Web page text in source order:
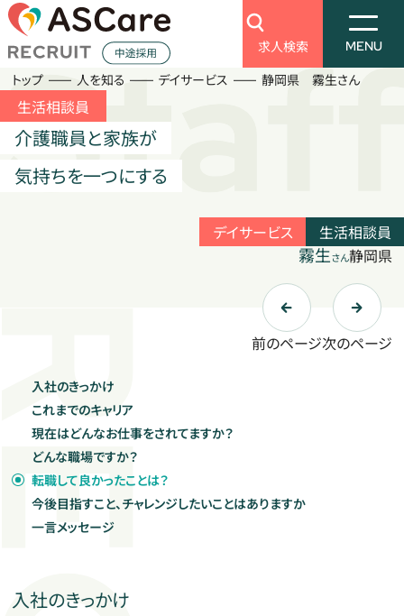
求人検索 MENU
仕事を知る
Business
働く環境を知る
ラン
会社を知る
セージ
の想い
アスケア
新着情報
Information
求人検索
Search
人を知る
Staff
訪問入浴
会社を知る
トップメッセージ
採用担当者の想い
新着情報
Information
トップ 人を知る デイサービス 静岡県 霧生さん
生活相談員
介護職員と家族が
気持ちを一つにする
デイサービス 生活相談員
霧生さん静岡県
前のページ次のページ
入社のきっかけ
これまでのキャリア
現在はどんなお仕事をされてますか？
どんな職場ですか？
転職して良かったことは？
今後目指すこと、チャレンジしたいことはありますか
一言メッセージ
入社のきっかけ